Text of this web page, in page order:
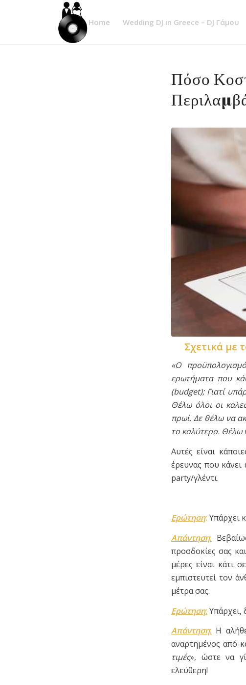
Home Wedding DJ in Greece – DJ Γάμου
Πόσο
Σχετικά με
«Ο
ερωτήματα που
(budget); Γιατί
Θέλω όλοι οι
πρωί. Δε θέλω να
το καλύτερο. Θέλω
Αυτές είναι
έρευνας που κάνει
party/γλέντι.
Ερώτηση: Υπάρχει
Απάντηση:
προσδοκίες σας
μέρες είναι κάτι σε
εμπιστευτεί τον
μέτρα σας.
Ερώτηση: Υπάρχει,
Απάντηση: Η
αναρτημένος από
τιμές», ώστε να
ελεύθερη!